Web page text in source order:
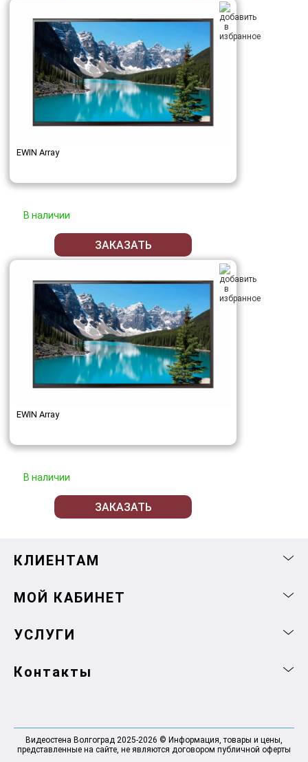
EWIN Array
В наличии
ЗАКАЗАТЬ
EWIN Array
В наличии
ЗАКАЗАТЬ
КЛИЕНТАМ
МОЙ КАБИНЕТ
УСЛУГИ
Контакты
Видеостена Волгоград 2025-2026 © Информация, товары и цены,
представленные на сайте, не являются договором публичной оферты